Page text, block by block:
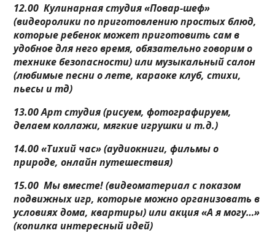
12.00 Кулинарная студия «Повар-шеф»
(видеоролики по приготовлению простых блюд,
которые ребенок может приготовить сам в
удобное для него время, обязательно говорим о
технике безопасности) или музыкальный салон
(любимые песни о лете, караоке клуб, стихи,
пьесы и тд)
13.00 Арт студия (рисуем, фотографируем,
делаем коллажи, мягкие игрушки и т.д.)
14.00 «Тихий час» (аудиокниги, фильмы о
природе, онлайн путешествия)
15.00 Мы вместе! (видеоматериал с показом
подвижных игр, которые можно организовать в
условиях дома, квартиры) или акция «А я могу…»
(копилка интересный идей)